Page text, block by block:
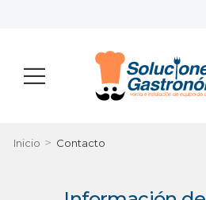
Inicio > Contacto